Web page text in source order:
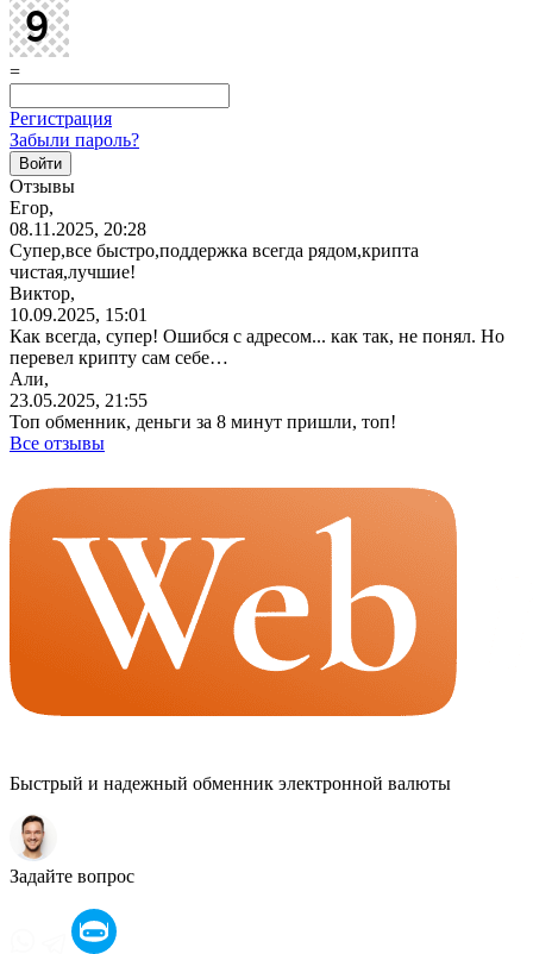
=
Регистрация
Забыли пароль?
Отзывы
Егор,
08.11.2025, 20:28
Супер,все быстро,поддержка всегда рядом,крипта
чистая,лучшие!
Виктор,
10.09.2025, 15:01
Как всегда, супер! Ошибся с адресом... как так, не понял. Но
перевел крипту сам себе…
Али,
23.05.2025, 21:55
Топ обменник, деньги за 8 минут пришли, топ!
Все отзывы
Быстрый и надежный обменник электронной валюты
Задайте вопрос